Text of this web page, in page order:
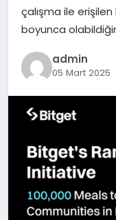
YAŞAM
çalışma ile
boyunca
admin
05 Mart 2025